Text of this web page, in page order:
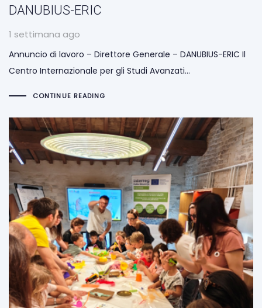
DANUBIUS-ERIC
1 settimana ago
Annuncio di lavoro – Direttore Generale – DANUBIUS-ERIC Il
Centro Internazionale per gli Studi Avanzati…
CONTINUE READING